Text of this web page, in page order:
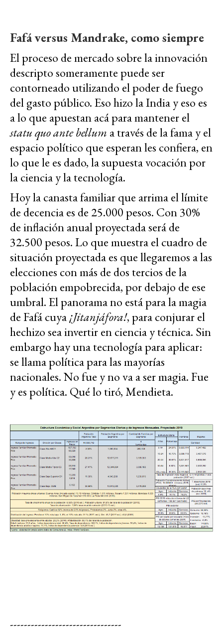
Fafá versus Mandrake, como siempre
El proceso de mercado sobre la innovación
descripto someramente puede ser
contorneado utilizando el poder de fuego
del gasto público. Eso hizo la India y eso es
a lo que apuestan acá para mantener el
statu quo ante bellum a través de la fama y el
espacio político que esperan les confiera, en
lo que le es dado, la supuesta vocación por
la ciencia y la tecnología.
Hoy la canasta familiar que arrima el límite
de decencia es de 25.000 pesos. Con 30%
de inflación anual proyectada será de
32.500 pesos. Lo que muestra el cuadro de
situación proyectada es que llegaremos a las
elecciones con más de dos tercios de la
población empobrecida, por debajo de ese
umbral. El panorama no está para la magia
de Fafá cuya¡Jitanjáfora!, para conjurar el
hechizo sea invertir en ciencia y técnica. Sin
embargo hay una tecnología para aplicar:
se llama política para las mayorías
nacionales. No fue y no va a ser magia. Fue
y es política. Qué lo tiró, Mendieta.
--------------------------------